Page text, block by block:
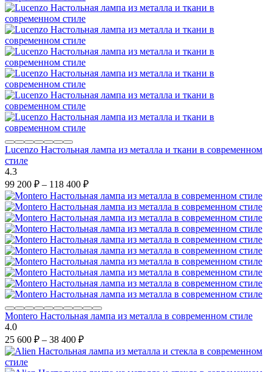
Lucenzo Настольная лампа из металла и ткани в современном
стиле
4.3
99 200 ₽ – 118 400 ₽
Montero Настольная лампа из металла в современном стиле
4.0
25 600 ₽ – 38 400 ₽